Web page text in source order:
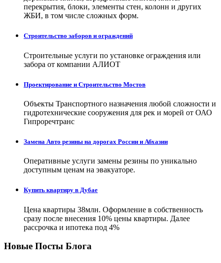
перекрытия, блоки, элементы стен, колонн и других
ЖБИ, в том числе сложных форм.
Строительство заборов и ограждений
Строительные услуги по установке ограждения или
забора от компании АЛИОТ
Проектирование и Строительство Мостов
Объекты Транспортного назначения любой сложности и
гидротехнические сооружения для рек и морей от ОАО
Гипроречтранс
Замена Авто резины на дорогах России и Абхазии
Оперативные услуги замены резины по уникально
доступным ценам на эвакуаторе.
Купить квартиру в Дубае
Цена квартиры 38млн. Оформление в собственность
сразу после внесения 10% цены квартиры. Далее
рассрочка и ипотека под 4%
Новые Посты Блога